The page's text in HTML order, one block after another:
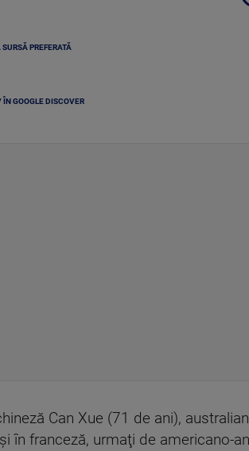
PREFERATĂ
ÎN GOOGLE DISCOVER
Can Xue (71 de ani),
în franceză, urmaţi de americano-